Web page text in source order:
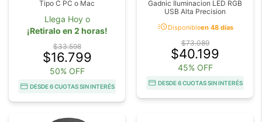
Tipo C PC o Mac
Llega Hoy o
¡Retiralo en 2 horas!
$33.598
$16.799
50% OFF
DESDE 6 CUOTAS SIN INTERÉS
Gadnic Iluminacion LED RGB
USB Alta Precision
acuteDisponibleen 48 días
$73.089
$40.199
45% OFF
DESDE 6 CUOTAS SIN INTERÉS